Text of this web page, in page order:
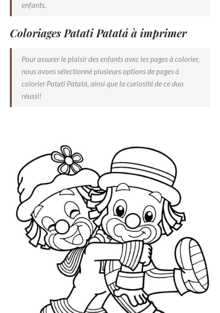
enfants.
Coloriages Patati Patatá à imprimer
Pour assurer le plaisir des enfants avec les pages à colorier,
nous avons sélectionné plusieurs options de pages à
colorier Patati Patatá, ainsi que la curiosité de ce duo
réussi!